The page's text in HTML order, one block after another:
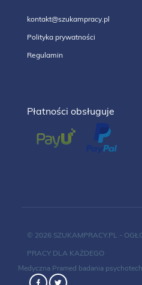
kontakt@szukampracy.pl
Polityka prywatności
Regulamin
Płatności obsługuje
© 2026 SZUKAMPRACY.PL -
PRACY DLA KAŻDEGO
Medyczna Pramed badania